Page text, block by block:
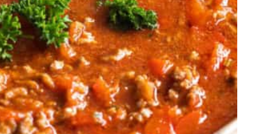
barbecue
eenpansgerecht
slow cooker